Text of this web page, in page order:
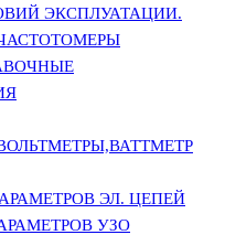
ЭКСПЛУАТАЦИИ.
ЭЛ. ЦЕПЕЙ
УЗО